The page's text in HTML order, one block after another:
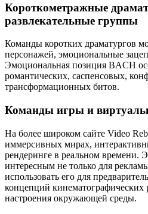
Короткометражные
развлекательные группы
Команды коротких драматургов
персонажей, эмоциональные
Эмоциональная позиция BACH
романтических, саспенсовых,
трансформационных битов.
Команды игры и
На более широком сайте Video
иммерсивных мирах,
рендеринге в реальном времени.
интересным не только для
использовать его для
концепций кинематографических
настроения окружающей среды.